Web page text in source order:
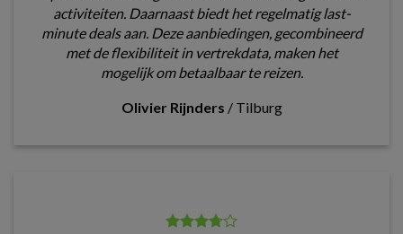
activiteiten. Daarnaast biedt het regelmatig last-
minute deals aan. Deze aanbiedingen, gecombineerd
met de flexibiliteit in vertrekdata, maken het
mogelijk om betaalbaar te reizen.
Olivier Rijnders / Tilburg